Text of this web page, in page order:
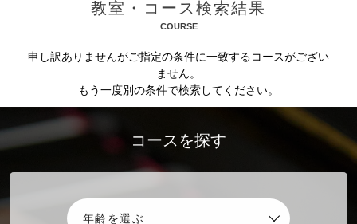
教室・コース検索結果
COURSE
申し訳ありませんがご指定の条件に一致するコースがござい
ません。
もう一度別の条件で検索してください。
コースを探す